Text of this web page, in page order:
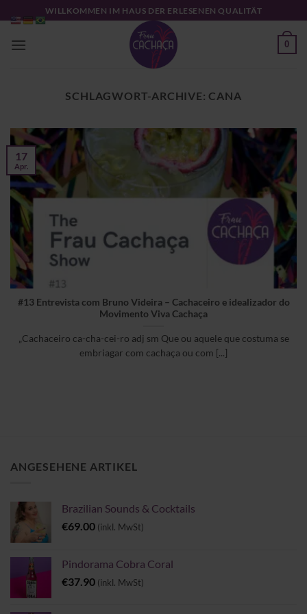
Inhalt
springen
WILLKOMMEN IM HAUS DER ERLESENEN QUALITÄT
0
SCHLAGWORT-ARCHIVE: CANA
#13 Entrevista com Bruno Videira – Cachaceiro e idealizador do
Movimento Viva Cachaça
„Cachaceiro ca-cha-cei-ro adj sm Que ou aquele que costuma se
embriagar com cachaça ou com [...]
17
Apr.
ANGESEHENE ARTIKEL
Brazilian Sounds & Cocktails
€69.00 (inkl. MwSt)
Pindorama Cobra Coral
€37.90 (inkl. MwSt)